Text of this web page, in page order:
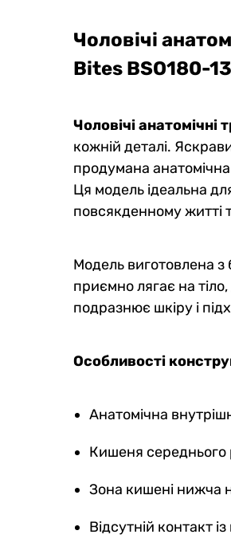
Чоловічі
Bites BSO180-
Чоловічі
кожній деталі.
продумана
Ця модель ідеальна
повсякденному житті
Модель виготовлена з
приємно лягає на
подразнює шкіру і
Особливості
Анатомічна
Кишеня середнього
Зона кишені нижча
Відсутній контакт